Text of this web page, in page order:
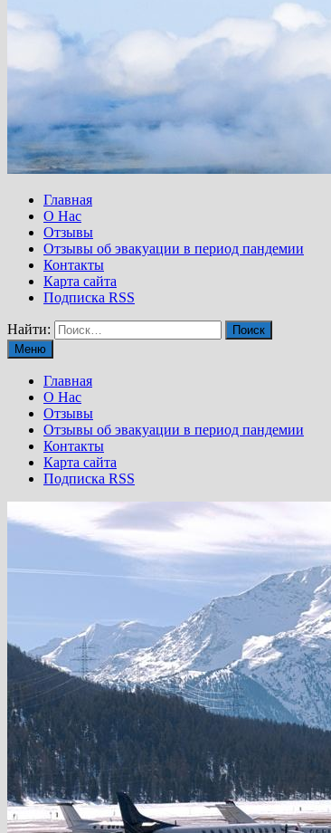
Главная
О Нас
Отзывы
Отзывы об эвакуации в период пандемии
Контакты
Карта сайта
Подписка RSS
Найти:
Меню
Главная
О Нас
Отзывы
Отзывы об эвакуации в период пандемии
Контакты
Карта сайта
Подписка RSS